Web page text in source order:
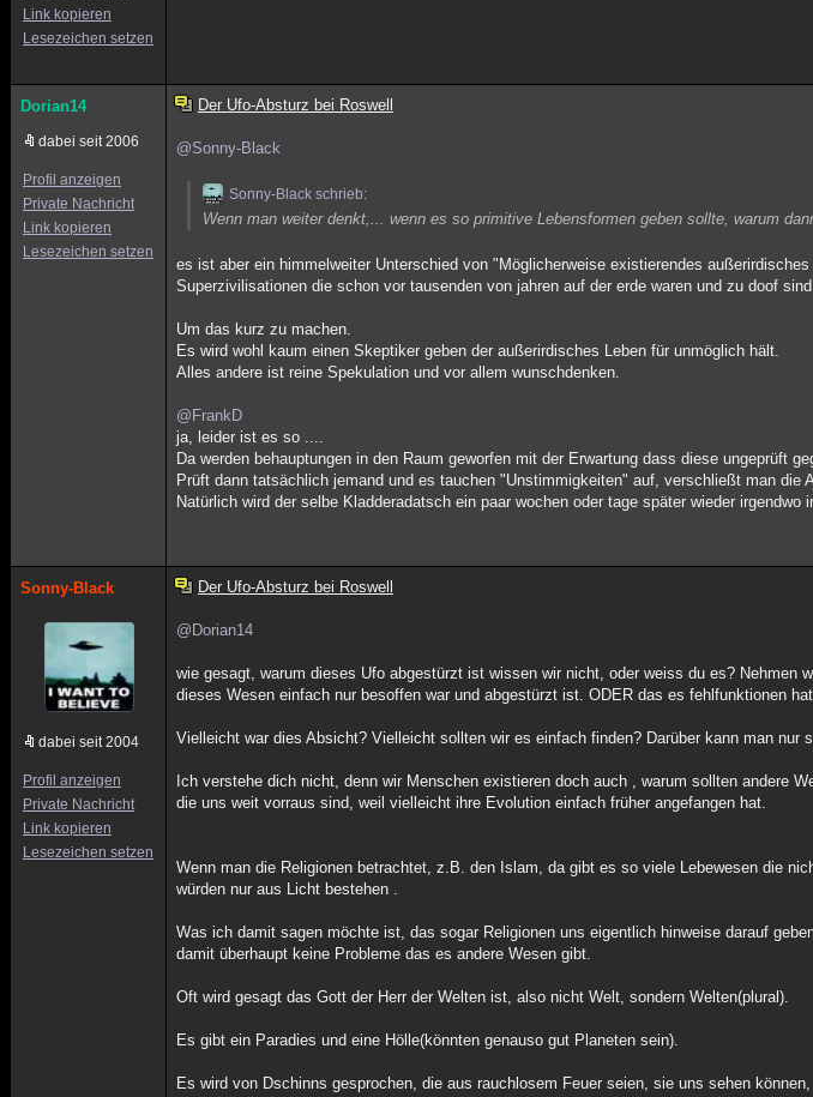
Link kopieren
Lesezeichen setzen
Dorian14
dabei seit 2006
Profil anzeigen
Private Nachricht
Link kopieren
Lesezeichen setzen
Der Ufo-Absturz bei Roswell
@Sonny-Black
Sonny-Black schrieb:
Wenn man weiter denkt,... wenn es so primitive Lebensformen geben sollte, warum
es ist aber ein himmelweiter Unterschied von "Möglicherweise existierendes
Superzivilisationen die schon vor tausenden von jahren auf der erde waren und zu doof
Um das kurz zu machen.
Es wird wohl kaum einen Skeptiker geben der außerirdisches Leben für unmöglich hält.
Alles andere ist reine Spekulation und vor allem wunschdenken.
@FrankD
ja, leider ist es so ....
Da werden behauptungen in den Raum geworfen mit der Erwartung dass diese ungeprüft
Prüft dann tatsächlich jemand und es tauchen "Unstimmigkeiten" auf, verschließt man die
Natürlich wird der selbe Kladderadatsch ein paar wochen oder tage später wieder irgendwo
Sonny-Black
dabei seit 2004
Profil anzeigen
Private Nachricht
Link kopieren
Lesezeichen setzen
Der Ufo-Absturz bei Roswell
@Dorian14
wie gesagt, warum dieses Ufo abgestürzt ist wissen wir nicht, oder weiss du es? Nehmen
dieses Wesen einfach nur besoffen war und abgestürzt ist. ODER das es fehlfunktionen
Vielleicht war dies Absicht? Vielleicht sollten wir es einfach finden? Darüber kann man nur
Ich verstehe dich nicht, denn wir Menschen existieren doch auch , warum sollten andere
die uns weit vorraus sind, weil vielleicht ihre Evolution einfach früher angefangen hat.
Wenn man die Religionen betrachtet, z.B. den Islam, da gibt es so viele Lebewesen die
würden nur aus Licht bestehen .
Was ich damit sagen möchte ist, das sogar Religionen uns eigentlich hinweise darauf
damit überhaupt keine Probleme das es andere Wesen gibt.
Oft wird gesagt das Gott der Herr der Welten ist, also nicht Welt, sondern Welten(plural).
Es gibt ein Paradies und eine Hölle(könnten genauso gut Planeten sein).
Es wird von Dschinns gesprochen, die aus rauchlosem Feuer seien, sie uns sehen